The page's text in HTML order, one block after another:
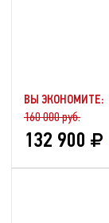
ВЫ ЭКОНОМИТЕ:
160 000 руб.
132 900